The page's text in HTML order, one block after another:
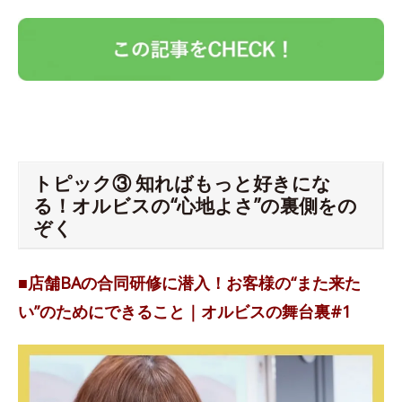
トピック③ 知ればもっと好きにな
る！オルビスの“心地よさ”の裏側をの
ぞく
■店舗BAの合同研修に潜入！お客様の“また来た
い”のためにできること｜オルビスの舞台裏#1